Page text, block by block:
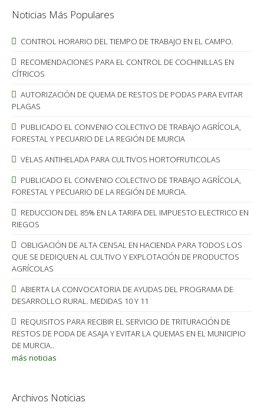
Noticias Más Populares
CONTROL HORARIO DEL TIEMPO DE TRABAJO EN EL CAMPO.
RECOMENDACIONES PARA EL CONTROL DE COCHINILLAS EN
CÍTRICOS
AUTORIZACIÓN DE QUEMA DE RESTOS DE PODAS PARA EVITAR
PLAGAS
PUBLICADO EL CONVENIO COLECTIVO DE TRABAJO AGRÍCOLA,
FORESTAL Y PECUARIO DE LA REGIÓN DE MURCIA
VELAS ANTIHELADA PARA CULTIVOS HORTOFRUTICOLAS
PUBLICADO EL CONVENIO COLECTIVO DE TRABAJO AGRÍCOLA,
FORESTAL Y PECUARIO DE LA REGIÓN DE MURCIA.
REDUCCION DEL 85% EN LA TARIFA DEL IMPUESTO ELECTRICO EN
RIEGOS
OBLIGACIÓN DE ALTA CENSAL EN HACIENDA PARA TODOS LOS
QUE SE DEDIQUEN AL CULTIVO Y EXPLOTACIÓN DE PRODUCTOS
AGRÍCOLAS
ABIERTA LA CONVOCATORIA DE AYUDAS DEL PROGRAMA DE
DESARROLLO RURAL. MEDIDAS 10 Y 11
REQUISITOS PARA RECIBIR EL SERVICIO DE TRITURACIÓN DE
RESTOS DE PODA DE ASAJA Y EVITAR LA QUEMAS EN EL MUNICIPIO
DE MURCIA..
más noticias
Archivos Noticias